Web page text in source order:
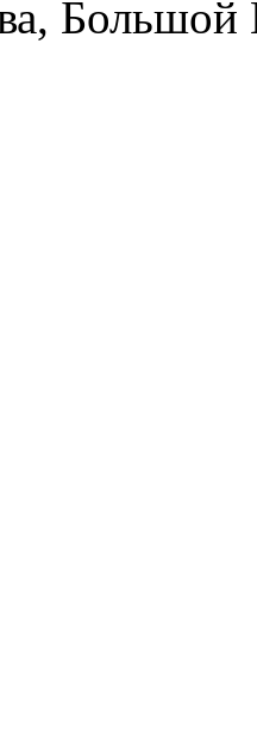
Большой